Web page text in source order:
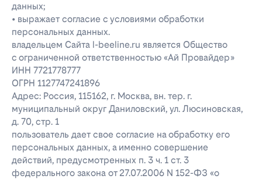
данных;
• выражает согласие с условиями обработки
персональных данных.
владельцем Сайта l-beeline.ru является Общество
с ограниченной ответственностью «Ай Провайдер»
ИНН 7721778777
ОГРН 1127747241896
Адрес: Россия, 115162, г. Москва, вн. тер. г.
муниципальный округ Даниловский, ул. Люсиновская,
д. 70, стр. 1
пользователь дает свое согласие на обработку его
персональных данных, а именно совершение
действий, предусмотренных п. 3 ч. 1 ст. 3
федерального закона от 27.07.2006 N 152-ФЗ «о